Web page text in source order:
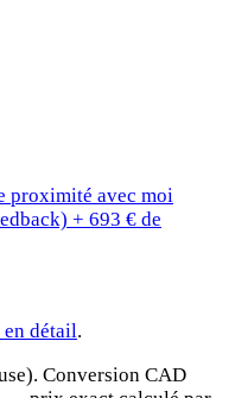
proximité avec moi
+ 693 € de
en détail.
Conversion CAD